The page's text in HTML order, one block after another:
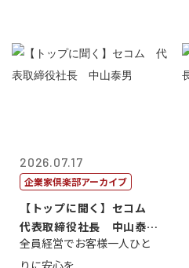
2026.07.17
企業家倶楽部アーカイブ
【トップに聞く】セコム
代表取締役社長 中山泰
男
全員経営でお客様一人ひと
りに安心を